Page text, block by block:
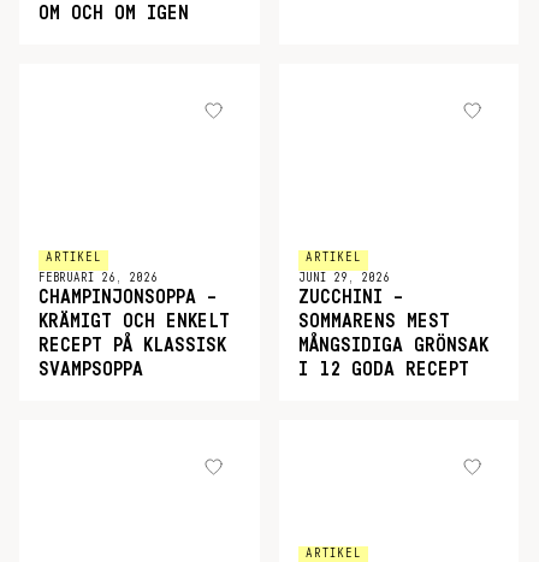
OM OCH OM IGEN
ARTIKEL
FEBRUARI 26, 2026
CHAMPINJONSOPPA –
KRÄMIGT OCH ENKELT
RECEPT PÅ KLASSISK
SVAMPSOPPA
ARTIKEL
JUNI 29, 2026
ZUCCHINI –
SOMMARENS MEST
MÅNGSIDIGA GRÖNSAK
I 12 GODA RECEPT
ARTIKEL